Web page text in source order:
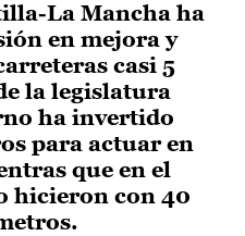
La Mancha ha
en mejora y
casi 5
la legislatura
ha invertido
para actuar en
que en el
hicieron con 40